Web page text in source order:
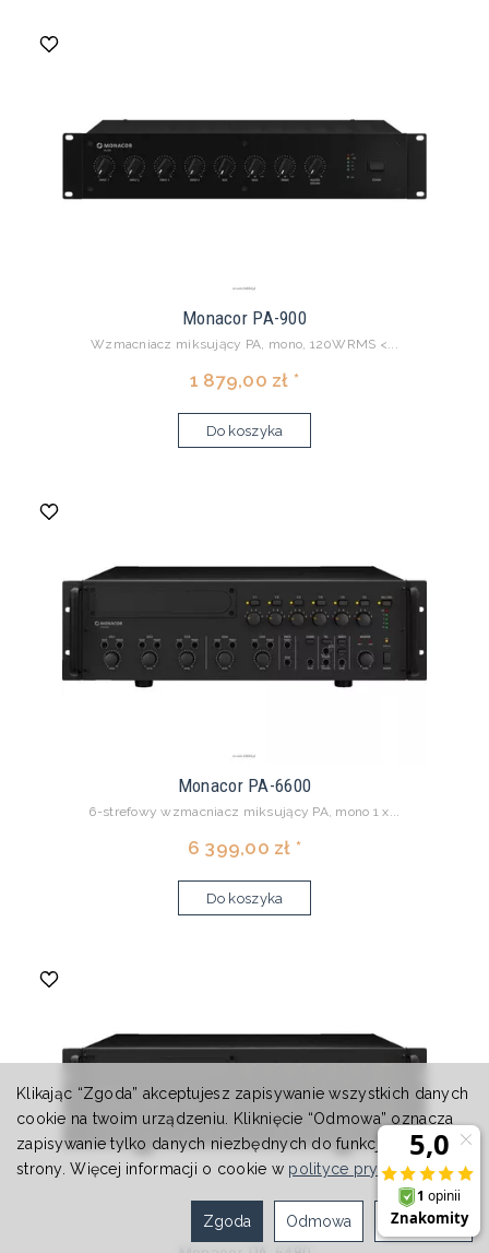
Monacor PA-900
Wzmacniacz miksujący PA, mono, 120WRMS <...
1 879,00 zł *
Do koszyka
Monacor PA-6600
6-strefowy wzmacniacz miksujący PA, mono 1 x...
6 399,00 zł *
Do koszyka
Klikając “Zgoda” akceptujesz zapisywanie wszystkich danych
cookie na twoim urządzeniu. Kliknięcie “Odmowa” oznacza
zapisywanie tylko danych niezbędnych do funkcjonowania
strony. Więcej informacji o cookie w polityce prywatności.
Ustawienia
Odmowa
Zgoda